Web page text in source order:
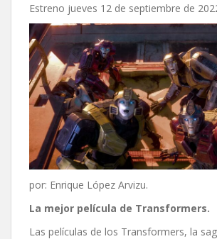
Estreno jueves 12 de septiembre de
por: Enrique López Arvizu.
La mejor película de Transformers.
Las películas de los Transformers, la